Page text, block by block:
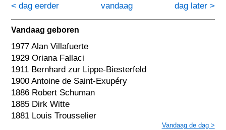
< dag eerder dag later >
vandaag
Vandaag geboren
1977 Alan Villafuerte
1929 Oriana Fallaci
1911 Bernhard zur Lippe-Biesterfeld
1900 Antoine de Saint-Exupéry
1886 Robert Schuman
1885 Dirk Witte
1881 Louis Trousselier
Vandaag de dag >